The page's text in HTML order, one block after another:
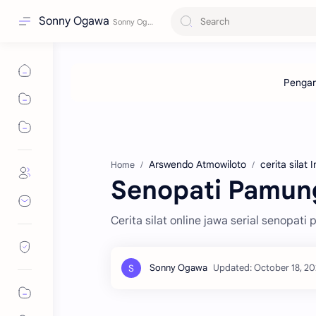
Sonny Ogawa
Home Arswendo Atmowiloto cerita silat
Senopati
Cerita silat online jawa serial senopati